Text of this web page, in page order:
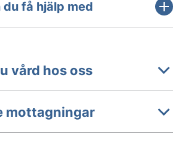
du få hjälp med
vård hos oss
mottagningar